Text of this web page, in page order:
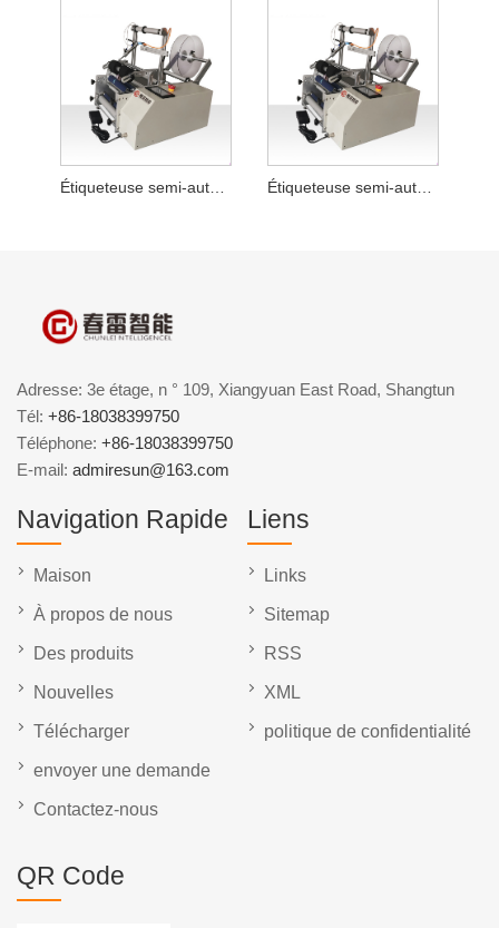
Étiqueteuse semi-automatique pour sauce chili Étiqueteuse semi-automatique de bouteilles rondes en poudre lyophilisée
Adresse: 3e étage, n ° 109, Xiangyuan East Road, Shangtun
Tél: +86-18038399750
Téléphone: +86-18038399750
E-mail: admiresun@163.com
Navigation Rapide
Maison
À propos de nous
Des produits
Nouvelles
Télécharger
envoyer une demande
Contactez-nous
Liens
Links
Sitemap
RSS
XML
politique de confidentialité
QR Code